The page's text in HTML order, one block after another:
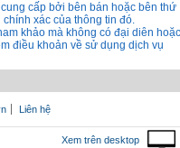
cấp bởi bên bán hoặc bên thứ
xác của thông tin đó.
khảo mà không có đại diên hoặc
điều khoản về sử dụng dịch vụ
Liên hệ
Xem trên desktop